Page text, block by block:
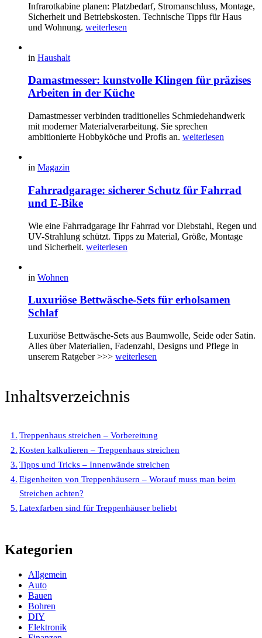
Infrarotkabine planen: Platzbedarf, Stromanschluss, Montage,
Sicherheit und Betriebskosten. Technische Tipps für Haus
und Wohnung. weiterlesen
in Haushalt
Damastmesser: kunstvolle Klingen für präzises
Arbeiten in der Küche
Damastmesser verbinden traditionelles Schmiedehandwerk
mit moderner Materialverarbeitung. Sie sprechen
ambitionierte Hobbyköche und Profis an. weiterlesen
in Magazin
Fahrradgarage: sicherer Schutz für Fahrrad
und E-Bike
Wie eine Fahrradgarage Ihr Fahrrad vor Diebstahl, Regen und
UV-Strahlung schützt. Tipps zu Material, Größe, Montage
und Sicherheit. weiterlesen
in Wohnen
Luxuriöse Bettwäsche-Sets für erholsamen
Schlaf
Luxuriöse Bettwäsche-Sets aus Baumwolle, Seide oder Satin.
Alles über Materialien, Fadenzahl, Designs und Pflege in
unserem Ratgeber >>> weiterlesen
Inhaltsverzeichnis
Treppenhaus streichen – Vorbereitung
Kosten kalkulieren – Treppenhaus streichen
Tipps und Tricks – Innenwände streichen
Eigenheiten von Treppenhäusern – Worauf muss man beim
Streichen achten?
Latexfarben sind für Treppenhäuser beliebt
Kategorien
Allgemein
Auto
Bauen
Bohren
DIY
Elektronik